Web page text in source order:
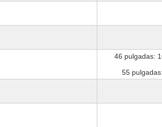
46 pulgadas:
55